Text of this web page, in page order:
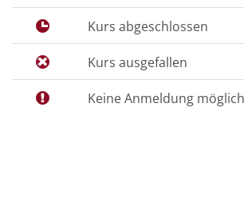
Kurs abgeschlossen
Kurs ausgefallen
Keine Anmeldung möglich